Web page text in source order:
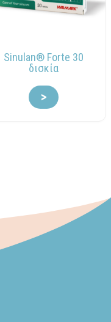
Sinulan® Forte 30
δισκία
>